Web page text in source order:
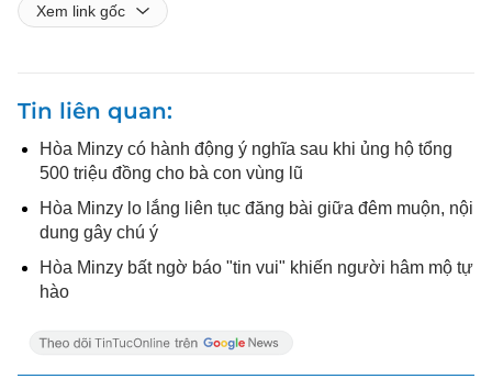
Xem link gốc
Tin liên quan
Hòa Minzy có hành động ý nghĩa sau khi ủng hộ tổng
500 triệu đồng cho bà con vùng lũ
Hòa Minzy lo lắng liên tục đăng bài giữa đêm muộn, nội
dung gây chú ý
Hòa Minzy bất ngờ báo "tin vui" khiến người hâm mộ tự
hào